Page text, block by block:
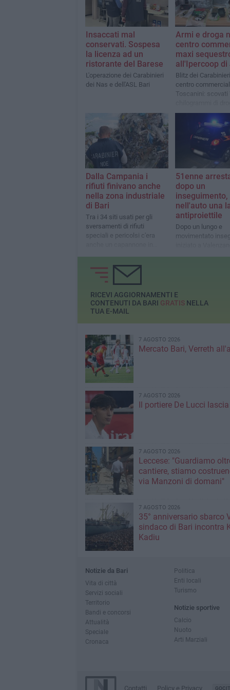
Insaccati mal
conservati. Sospesa
la licenza ad un
ristorante del Barese
L'operazione dei Carabinieri
dei Nas e dell'ASL Bari
Armi e droga
centro
maxi
all'Ipercoop di
Blitz dei
centro
Toscanini: scovati
pistole e
munizioni
Dalla Campania i
rifiuti finivano anche
nella zona industriale
di Bari
Tra i 34 siti usati per gli
sversamenti di rifiuti
speciali e pericolsi c'era
51enne
dopo un
inseguimento,
nell'auto una
antiproiettile
Dopo un lungo e
movimentato
iniziato a
Romeo Stelvio ha
RICEVI AGGIORNAMENTI E
CONTENUTI DA BARI GRATISNELLA
TUA E-MAIL
7 AGOSTO 2026
Mercato Bari, Verreth
7 AGOSTO 2026
Il portiere De Lucci
7 AGOSTO 2026
Leccese: "Guardiamo
cantiere, stiamo
via Manzoni di domani"
7 AGOSTO 2026
35° anniversario sbarco
sindaco di Bari incontra
Kadiu
Notizie da Bari
Vita di città
Servizi sociali
Territorio
Bandi e concorsi
Attualità
Speciale
Cronaca
Politica
Enti locali
Turismo
Notizie sportive
Calcio
Nuoto
Arti Marziali
Contatti Policy e Privacy